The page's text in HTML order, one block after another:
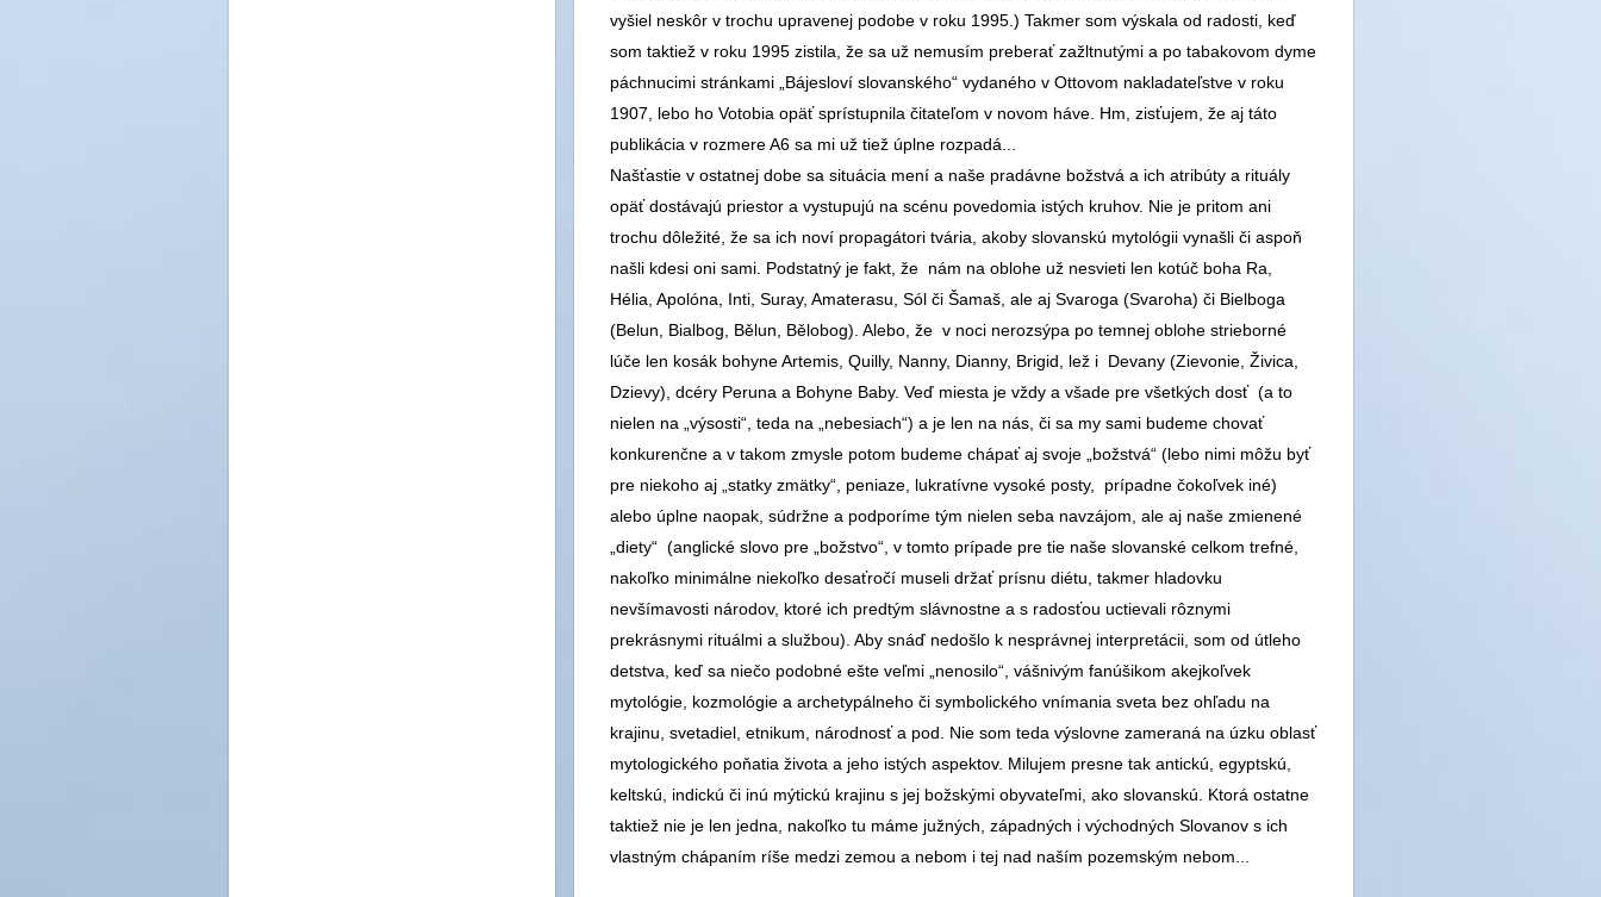
vyšiel neskôr v trochu upravenej podobe v roku 1995.) Takmer som výskala od radosti, keď
som taktiež v roku 1995 zistila, že sa už nemusím preberať zažltnutými a po tabakovom dyme
páchnucimi stránkami „Bájesloví slovanského“ vydaného v Ottovom nakladateľstve v roku
1907, lebo ho Votobia opäť sprístupnila čitateľom v novom háve. Hm, zisťujem, že aj táto
publikácia v rozmere A6 sa mi už tiež úplne rozpadá...
Našťastie v ostatnej dobe sa situácia mení a naše pradávne božstvá a ich atribúty a rituály
opäť dostávajú priestor a vystupujú na scénu povedomia istých kruhov. Nie je pritom ani
trochu dôležité, že sa ich noví propagátori tvária, akoby slovanskú mytológii vynašli či aspoň
našli kdesi oni sami. Podstatný je fakt, že nám na oblohe už nesvieti len kotúč boha Ra,
Hélia, Apolóna, Inti, Suray, Amaterasu, Sól či Šamaš, ale aj Svaroga (Svaroha) či Bielboga
(Belun, Bialbog, Bělun, Bělobog). Alebo, že v noci nerozsýpa po temnej oblohe strieborné
lúče len kosák bohyne Artemis, Quilly, Nanny, Dianny, Brigid, lež i Devany (Zievonie, Živica,
Dzievy), dcéry Peruna a Bohyne Baby. Veď miesta je vždy a všade pre všetkých dosť (a to
nielen na „výsosti“, teda na „nebesiach“) a je len na nás, či sa my sami budeme chovať
konkurenčne a v takom zmysle potom budeme chápať aj svoje „božstvá“ (lebo nimi môžu byť
pre niekoho aj „statky zmätky“, peniaze, lukratívne vysoké posty, prípadne čokoľvek iné)
alebo úplne naopak, súdržne a podporíme tým nielen seba navzájom, ale aj naše zmienené
„diety“ (anglické slovo pre „božstvo“, v tomto prípade pre tie naše slovanské celkom trefné,
nakoľko minimálne niekoľko desaťročí museli držať prísnu diétu, takmer hladovku
nevšímavosti národov, ktoré ich predtým slávnostne a s radosťou uctievali rôznymi
prekrásnymi rituálmi a službou). Aby snáď nedošlo k nesprávnej interpretácii, som od útleho
detstva, keď sa niečo podobné ešte veľmi „nenosilo“, vášnivým fanúšikom akejkoľvek
mytológie, kozmológie a archetypálneho či symbolického vnímania sveta bez ohľadu na
krajinu, svetadiel, etnikum, národnosť a pod. Nie som teda výslovne zameraná na úzku oblasť
mytologického poňatia života a jeho istých aspektov. Milujem presne tak antickú, egyptskú,
keltskú, indickú či inú mýtickú krajinu s jej božskými obyvateľmi, ako slovanskú. Ktorá ostatne
taktiež nie je len jedna, nakoľko tu máme južných, západných i východných Slovanov s ich
vlastným chápaním ríše medzi zemou a nebom i tej nad naším pozemským nebom...